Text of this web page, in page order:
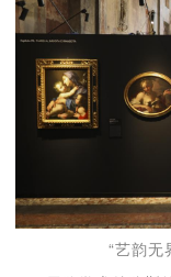
“艺韵无